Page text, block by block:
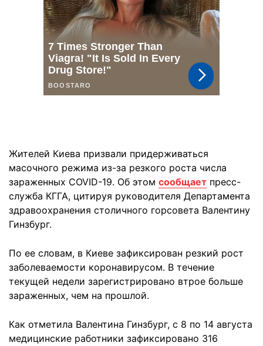
Жителей Киева призвали придерживаться
масочного режима из-за резкого роста числа
зараженных COVID-19. Об этом сообщает пресс-
служба КГГА, цитируя руководителя Департамента
здравоохранения столичного горсовета Валентину
Гинзбург.
По ее словам, в Киеве зафиксирован резкий рост
заболеваемости коронавирусом. В течение
текущей недели зарегистрировано втрое больше
зараженных, чем на прошлой.
Как отметила Валентина Гинзбург, с 8 по 14 августа
медицинские работники зафиксировано 316